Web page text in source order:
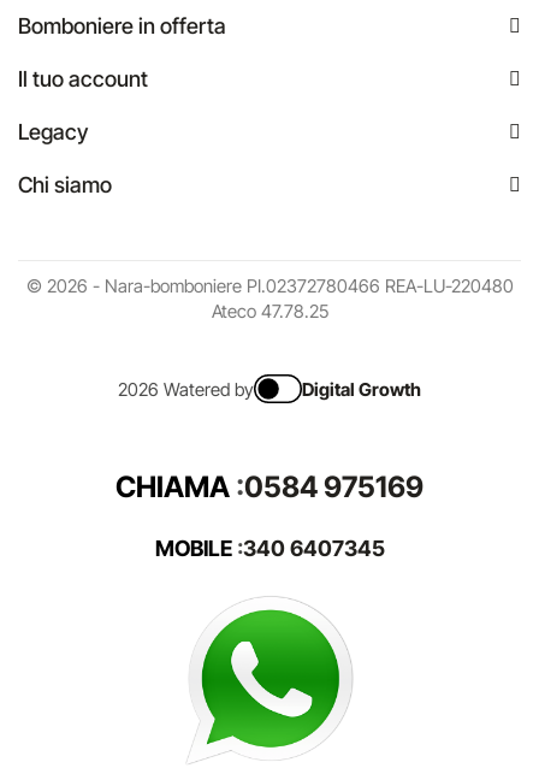
Bomboniere in offerta
Il tuo account
Legacy
Chi siamo
© 2026 - Nara-bomboniere PI.02372780466 REA-LU-220480
Ateco 47.78.25
2026 Watered by Digital Growth
CHIAMA :0584 975169
MOBILE:340 6407345